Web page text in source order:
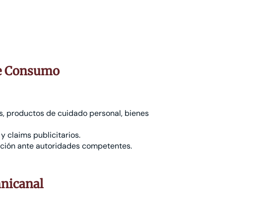
Consumo
productos de cuidado personal, bienes
claims publicitarios.
ante autoridades competentes.